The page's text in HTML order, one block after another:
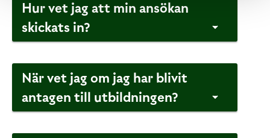
Hur vet jag att min ansökan
skickats in?
När vet jag om jag har blivit
antagen till utbildningen?